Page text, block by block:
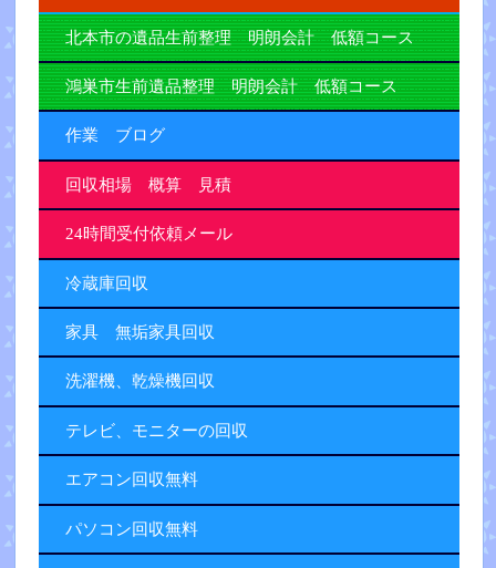
北本市の遺品生前整理 明朗会計 低額コース
鴻巣市生前遺品整理 明朗会計 低額コース
作業 ブログ
回収相場 概算 見積
24時間受付依頼メール
冷蔵庫回収
家具 無垢家具回収
洗濯機、乾燥機回収
テレビ、モニターの回収
エアコン回収無料
パソコン回収無料